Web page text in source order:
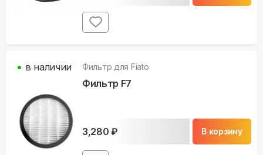
Фильтр для Fiato
Фильтр F7
3,280 ₽ В корзину
в наличии